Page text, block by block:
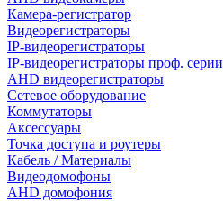
Камера-регистратор
Видеорегистраторы
IP-видеорегистраторы
IP-видеорегистраторы проф. серии
AHD видеорегистраторы
Сетевое оборудование
Коммутаторы
Аксессуары
Точка доступа и роутеры
Кабель / Материалы
Видеодомофоны
AHD домофония